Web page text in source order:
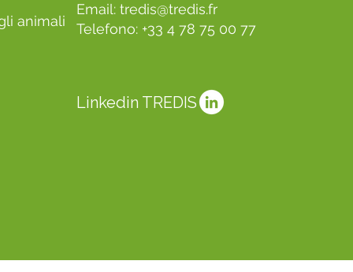
animali
Linkedin TREDIS
Email: tredis@tredis.fr
Telefono: +33 4 78 75 00 77